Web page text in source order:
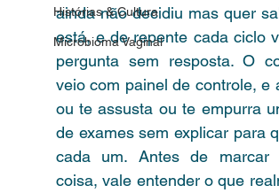
Histórias & Cultura
Microbioma Vaginal
ainda não decidiu mas quer
está, e de repente cada ciclo
pergunta sem resposta. O
veio com painel de controle, e
ou te assusta ou te empurra
de exames sem explicar para
cada um. Antes de marcar
coisa, vale entender o que